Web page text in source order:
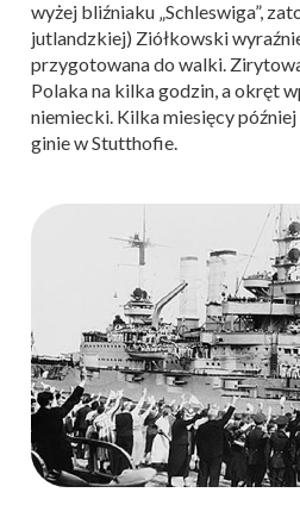
wyżej bliźniaku „Schleswiga”,
jutlandzkiej) Ziółkowski
przygotowana do walki.
Polaka na kilka godzin, a okręt
niemiecki. Kilka miesięcy
ginie w Stutthofie.